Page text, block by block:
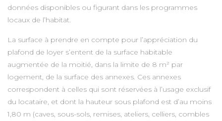
données disponibles ou figurant dans les programmes
locaux de l’habitat.
La surface à prendre en compte pour l’appréciation du
plafond de loyer s’entent de la surface habitable
augmentée de la moitié, dans la limite de 8 m² par
logement, de la surface des annexes. Ces annexes
correspondent à celles qui sont réservées à l’usage exclusif
du locataire, et dont la hauteur sous plafond est d’au moins
1,80 m (caves, sous-sols, remises, ateliers, celliers, combles